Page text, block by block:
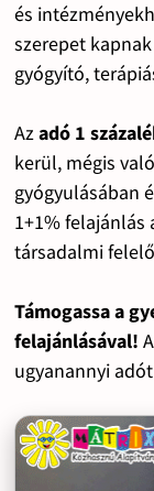
és
szerepet
gyógyító,
Azadó 1
kerül, mégis
gyógyulásában
1+1% felajánlás
társadalmi
Támogassa a
felajánlásával!
ugyanannyi